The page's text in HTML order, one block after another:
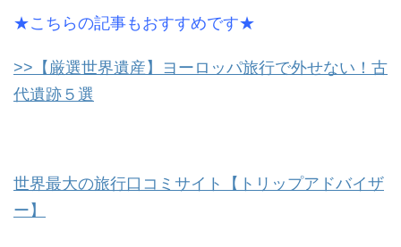
★こちらの記事もおすすめです★
>>【厳選世界遺産】ヨーロッパ旅行で外せない！古
代遺跡５選
世界最大の旅行口コミサイト【トリップアドバイザ
ー】